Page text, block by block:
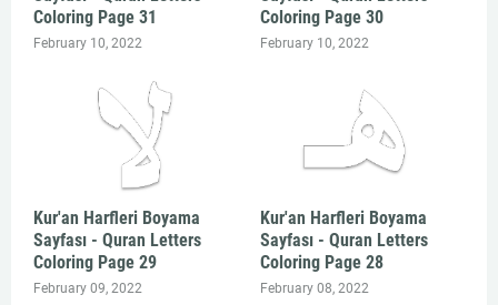
Coloring Page 31
February 10, 2022
Coloring Page 30
February 10, 2022
Kur'an Harfleri Boyama
Sayfası - Quran Letters
Coloring Page 29
February 09, 2022
Kur'an Harfleri Boyama
Sayfası - Quran Letters
Coloring Page 28
February 08, 2022